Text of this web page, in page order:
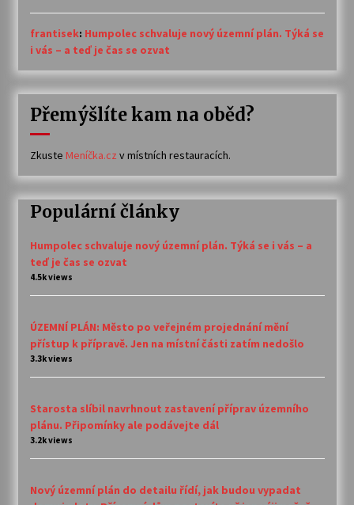
frantisek: Humpolec schvaluje nový územní plán. Týká se
i vás – a teď je čas se ozvat
Přemýšlíte kam na oběd?
Zkuste Meníčka.cz v místních restauracích.
Populární články
Humpolec schvaluje nový územní plán. Týká se i vás – a
teď je čas se ozvat
4.5k views
ÚZEMNÍ PLÁN: Město po veřejném projednání mění
přístup k přípravě. Jen na místní části zatím nedošlo
3.3k views
Starosta slíbil navrhnout zastavení příprav územního
plánu. Připomínky ale podávejte dál
3.2k views
Nový územní plán do detailu řídí, jak budou vypadat